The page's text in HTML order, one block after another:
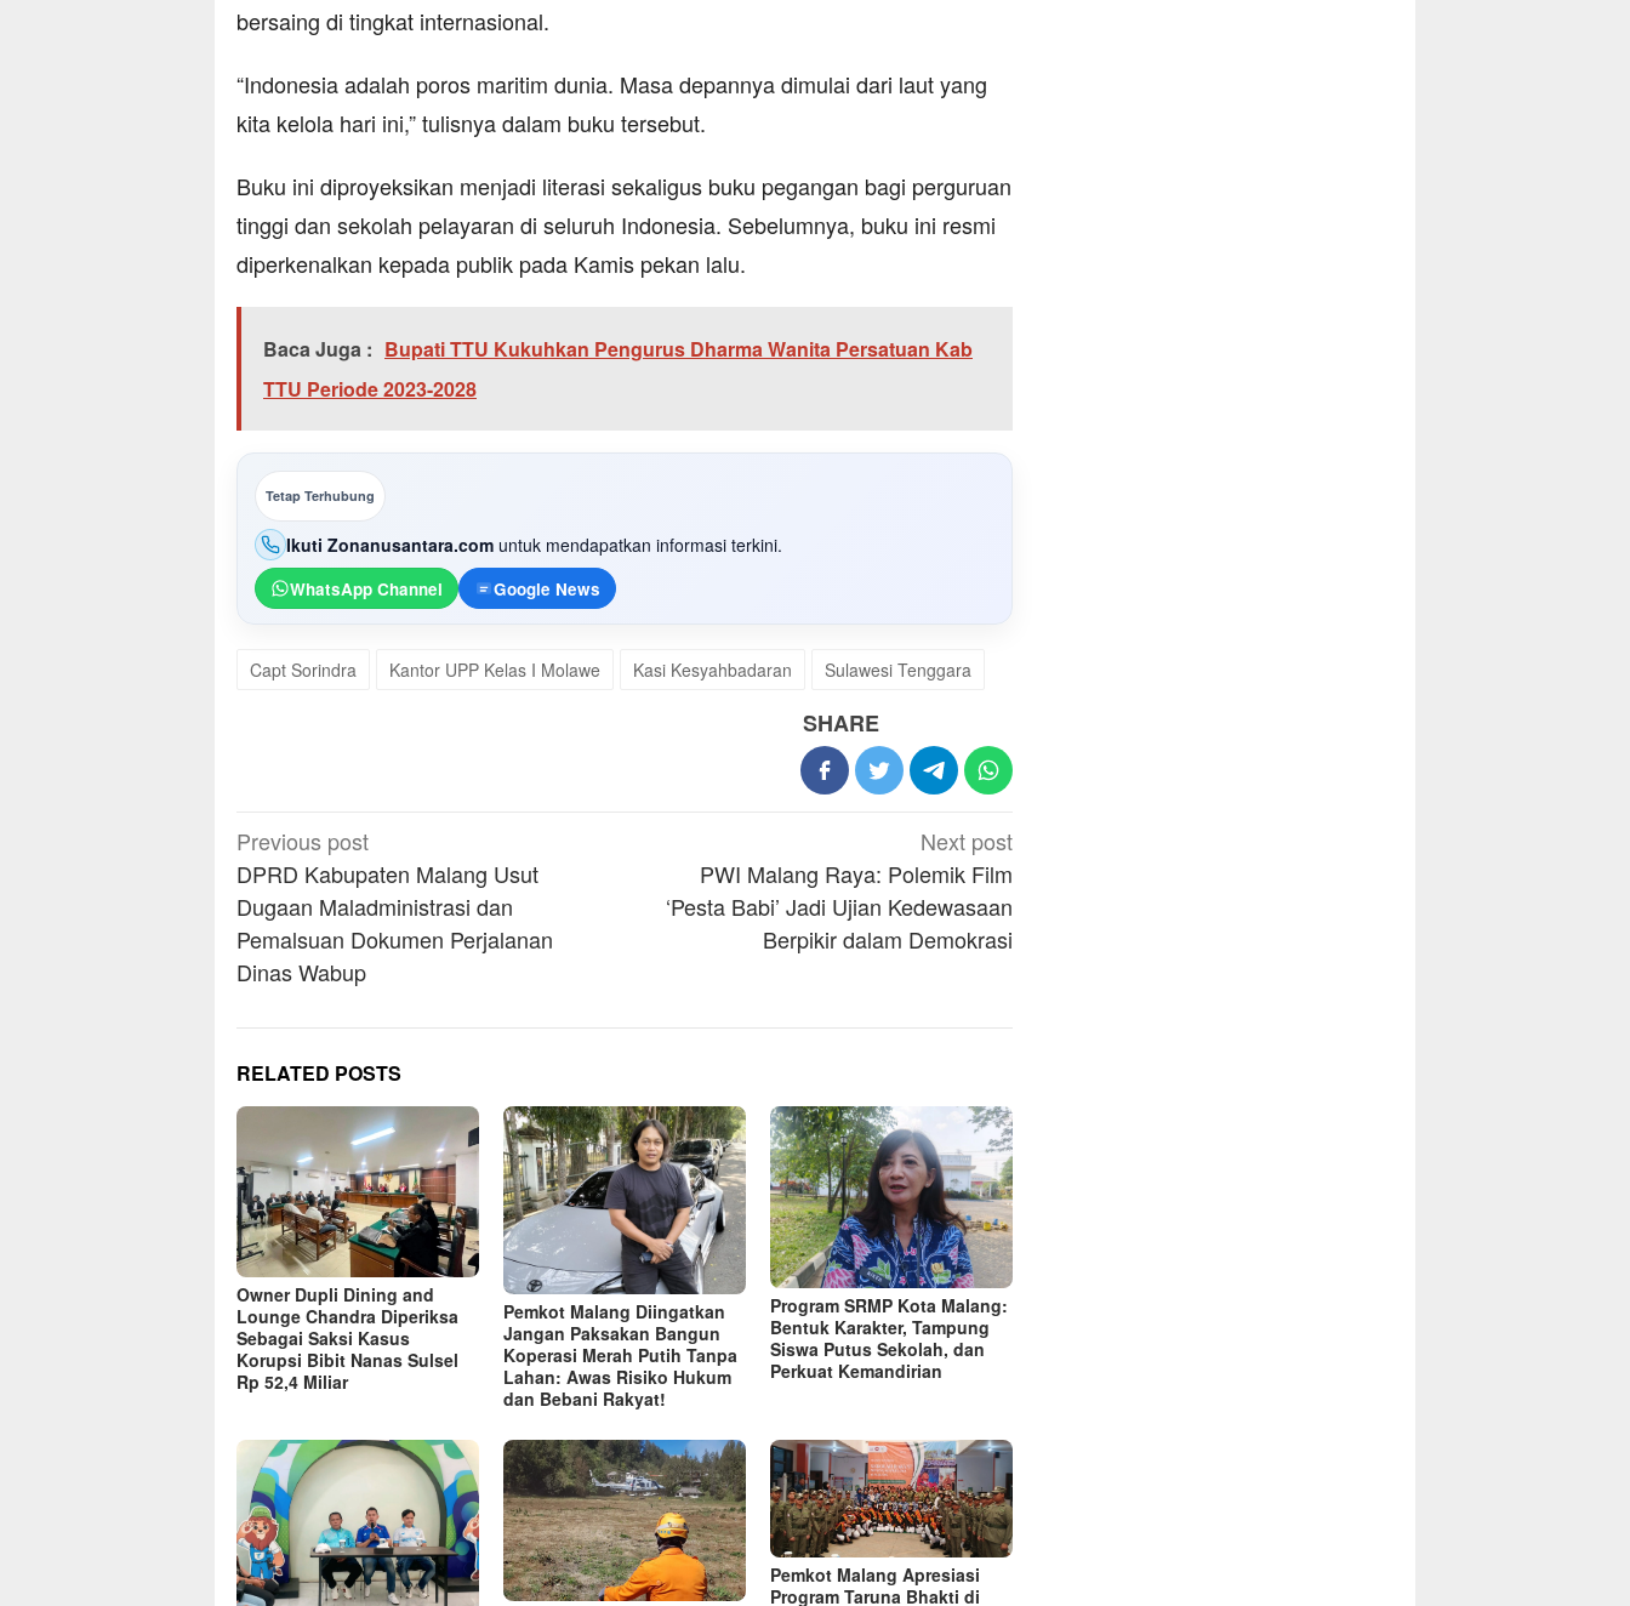
bersaing di tingkat internasional.
“Indonesia adalah poros maritim dunia. Masa depannya dimulai dari laut yang
kita kelola hari ini,” tulisnya dalam buku tersebut.
Buku ini diproyeksikan menjadi literasi sekaligus buku pegangan bagi perguruan
tinggi dan sekolah pelayaran di seluruh Indonesia. Sebelumnya, buku ini resmi
diperkenalkan kepada publik pada Kamis pekan lalu.
Baca Juga : Bupati TTU Kukuhkan Pengurus Dharma Wanita Persatuan Kab
TTU Periode 2023-2028
Tetap Terhubung
Ikuti Zonanusantara.com untuk mendapatkan informasi terkini.
WhatsApp Channel Google News
Capt Sorindra Kantor UPP Kelas I Molawe Kasi Kesyahbadaran Sulawesi Tenggara
SHARE
Post
navigation
Previous post
DPRD Kabupaten Malang Usut
Dugaan Maladministrasi dan
Pemalsuan Dokumen Perjalanan
Dinas Wabup
Next post
PWI Malang Raya: Polemik Film
‘Pesta Babi’ Jadi Ujian Kedewasaan
Berpikir dalam Demokrasi
RELATED POSTS
Owner Dupli Dining and
Lounge Chandra Diperiksa
Sebagai Saksi Kasus
Korupsi Bibit Nanas Sulsel
Rp 52,4 Miliar
Pemkot Malang Diingatkan
Jangan Paksakan Bangun
Koperasi Merah Putih Tanpa
Lahan: Awas Risiko Hukum
dan Bebani Rakyat!
Program SRMP Kota Malang:
Bentuk Karakter, Tampung
Siswa Putus Sekolah, dan
Perkuat Kemandirian
Pemkot Malang Apresiasi
Program Taruna Bhakti di